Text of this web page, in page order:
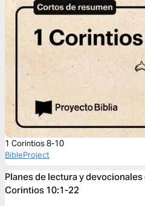
1 Corintios 8-10
BibleProject
Planes de lectura y
Corintios 10:1-22